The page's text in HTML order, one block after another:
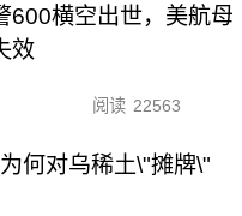
600横空出世，美航母
效
阅读 22563
何对乌稀土\"摊牌\"